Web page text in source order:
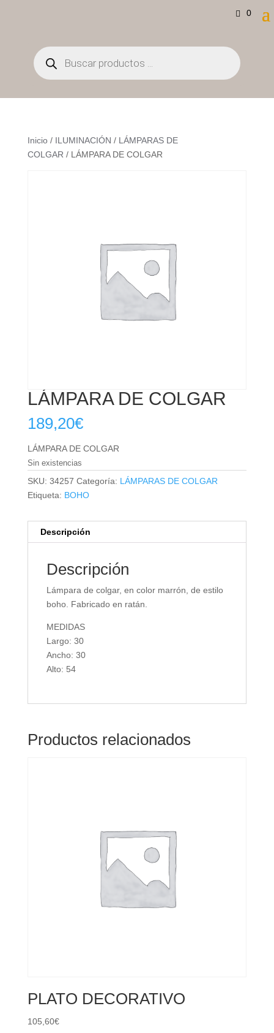
0
Búsqueda
de
productos
Inicio/ ILUMINACIÓN / LÁMPARAS DE
COLGAR / LÁMPARA DE COLGAR
LÁMPARA DE COLGAR
189,20€
LÁMPARA DE COLGAR
Sin existencias
SKU: 34257 Categoría: LÁMPARAS DE COLGAR
Etiqueta: BOHO
Descripción
Descripción
Lámpara de colgar, en color marrón, de estilo
boho. Fabricado en ratán.
MEDIDAS
Largo: 30
Ancho: 30
Alto: 54
Productos relacionados
PLATO DECORATIVO
105,60€